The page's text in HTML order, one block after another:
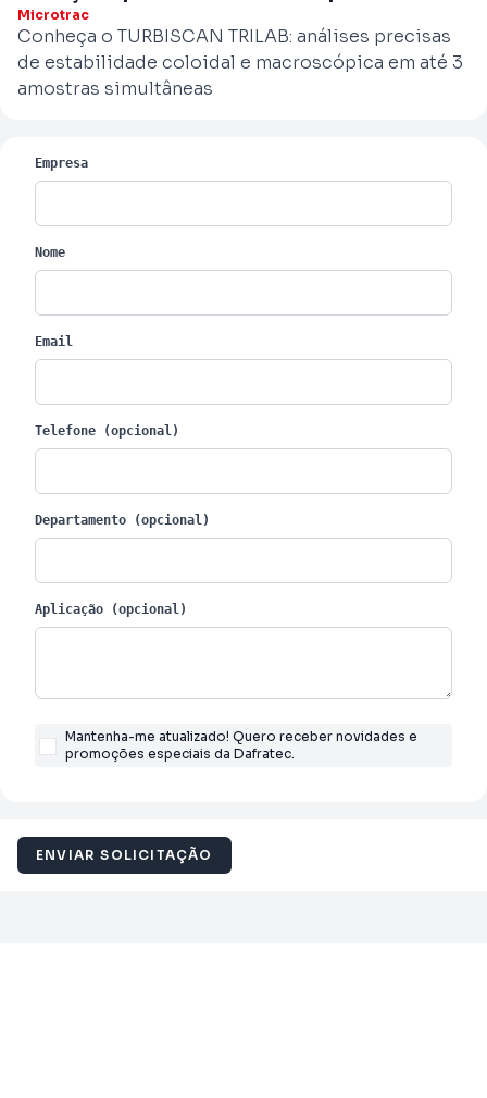
Microtrac
Conheça o TURBISCAN TRILAB: análises precisas
de estabilidade coloidal e macroscópica em até 3
amostras simultâneas
Empresa
Nome
Email
Telefone (opcional)
Departamento (opcional)
Aplicação (opcional)
Mantenha-me atualizado! Quero receber novidades e
promoções especiais da Dafratec.
ENVIAR SOLICITAÇÃO